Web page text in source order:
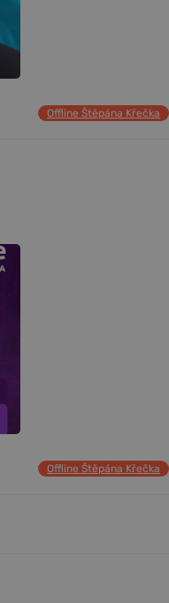
Offline Štěpána Křečka
Offline Štěpána Křečka